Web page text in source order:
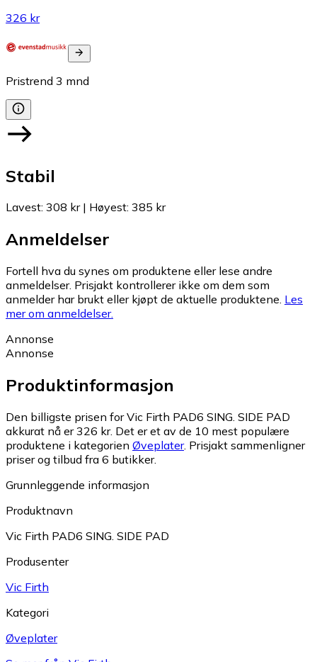
326 kr
Pristrend 3 mnd
Stabil
Lavest: 308 kr| Høyest: 385 kr
Anmeldelser
Fortell hva du synes om produktene eller lese andre
anmeldelser. Prisjakt kontrollerer ikke om dem som
anmelder har brukt eller kjøpt de aktuelle produktene. Les
mer om anmeldelser.
Annonse
Annonse
Produktinformasjon
Den billigste prisen for Vic Firth PAD6 SING. SIDE PAD
akkurat nå er 326 kr. Det er et av de 10 mest populære
produktene i kategorien Øveplater. Prisjakt sammenligner
priser og tilbud fra 6 butikker.
Grunnleggende informasjon
Produktnavn
Vic Firth PAD6 SING. SIDE PAD
Produsenter
Vic Firth
Kategori
Øveplater